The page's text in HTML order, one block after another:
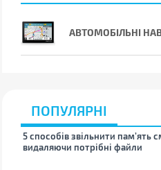
АВТОМОБІЛЬНІ
ПОПУЛЯРНІ
5 способів звільнити пам’ять
видаляючи потрібні файли